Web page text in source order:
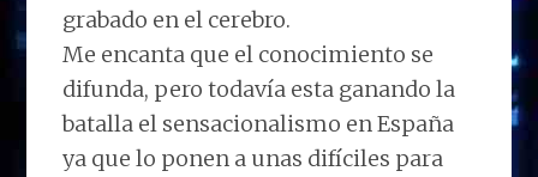
grabado en el cerebro.
Me encanta que el conocimiento se
difunda, pero todavía esta ganando la
batalla el sensacionalismo en España
ya que lo ponen a unas difíciles para